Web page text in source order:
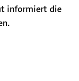
informiert die